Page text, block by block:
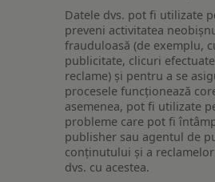
Datele dvs. pot fi utilizate
preveni activitatea
frauduloasă (de exemplu,
publicitate, clicuri
reclame) și pentru a se
procesele funcționează
asemenea, pot fi utilizate
probleme care pot fi
publisher sau agentul de
conținutului și a
dvs. cu acestea.